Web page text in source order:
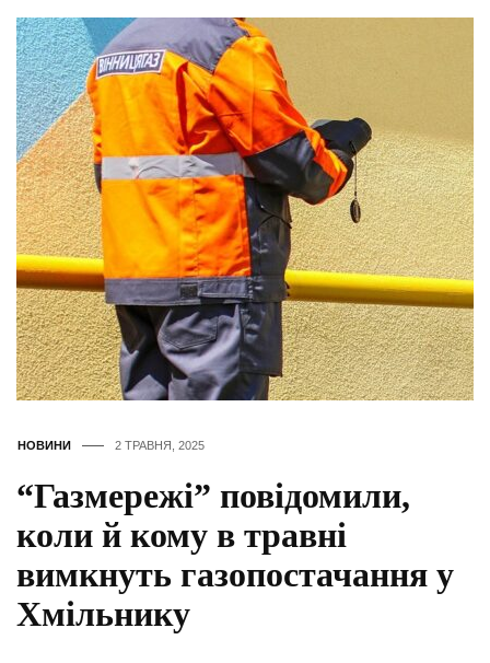
НОВИНИ 2 ТРАВНЯ, 2025
“Газмережі” повідомили,
коли й кому в травні
вимкнуть газопостачання у
Хмільнику